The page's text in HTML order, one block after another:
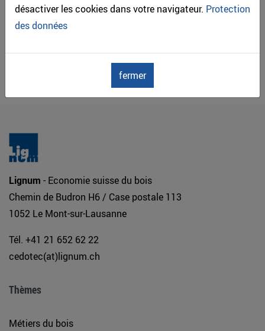
désactiver les cookies dans votre navigateur. Protection
des données
fermer
D_non_traite(14 )
Lignum - Economie suisse du bois
Chemin de Budron H6 / Case postale 113
1052 Le Mont-sur-Lausanne
Tél. +41 21 652 62 22
cedotec(at)lignum.ch
Thèmes
Métiers du bois